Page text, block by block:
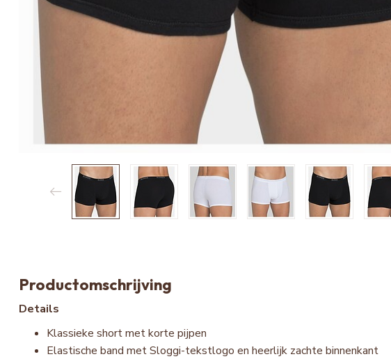
Productomschrijving
Details
Klassieke short met korte pijpen
Elastische band met Sloggi-tekstlogo en heerlijk zachte binnenkant